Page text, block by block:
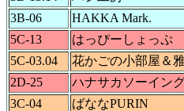
3B-06
HAKKA Mark.
5C-13
はっぴーしょっぷ
5C-03.04
花かごの小部屋＆
2D-25
ハナサカソーイン
3C-04
ばななPURIN